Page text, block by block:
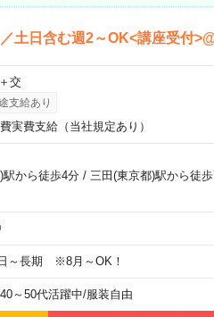
土日含む週2～OK<講座受付
交
支給あり
実費支給（当社規定あり）
駅から徒歩4分/ 三田(東京都)駅から徒
日～長期 ※8月～OK！
40～50代活躍中/服装自由